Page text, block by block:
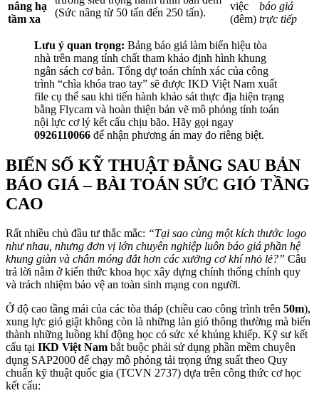
nâng hạ
tầm xa
(Sức nâng từ 50 tấn đến 250 tấn).
việc
(đêm)
báo giá
trực tiếp
Lưu ý quan trọng: Bảng báo giá làm biển hiệu tòa
nhà trên mang tính chất tham khảo định hình khung
ngân sách cơ bản. Tổng dự toán chính xác của công
trình “chìa khóa trao tay” sẽ được IKD Việt Nam xuất
file cụ thể sau khi tiến hành khảo sát thực địa hiện trạng
bằng Flycam và hoàn thiện bản vẽ mô phỏng tính toán
nội lực cơ lý kết cấu chịu bão. Hãy gọi ngay
0926110066 để nhận phương án may đo riêng biệt.
BIẾN SỐ KỸ THUẬT ĐẰNG SAU BẢN
BÁO GIÁ – BÀI TOÁN SỨC GIÓ TẦNG
CAO
Rất nhiều chủ đầu tư thắc mắc: “Tại sao cùng một kích thước logo
như nhau, nhưng đơn vị lớn chuyên nghiệp luôn báo giá phần hệ
khung giàn và chân móng đắt hơn các xưởng cơ khí nhỏ lẻ?” Câu
trả lời nằm ở kiến thức khoa học xây dựng chính thống chính quy
và trách nhiệm bảo vệ an toàn sinh mạng con người.
Ở độ cao tầng mái của các tòa tháp (chiều cao công trình trên 50m),
xung lực gió giật không còn là những làn gió thông thường mà biến
thành những luồng khí động học có sức xé khủng khiếp. Kỹ sư kết
cấu tại IKD Việt Nam bắt buộc phải sử dụng phần mềm chuyên
dụng SAP2000 để chạy mô phỏng tải trọng ứng suất theo Quy
chuẩn kỹ thuật quốc gia (TCVN 2737) dựa trên công thức cơ học
kết cấu: